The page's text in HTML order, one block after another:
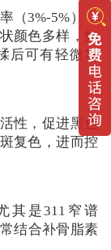
（3%-5%），
颜色多样，如
后可有轻微发
性，促进黑色
复色，进而控
其是311窄谱
结合补骨脂素